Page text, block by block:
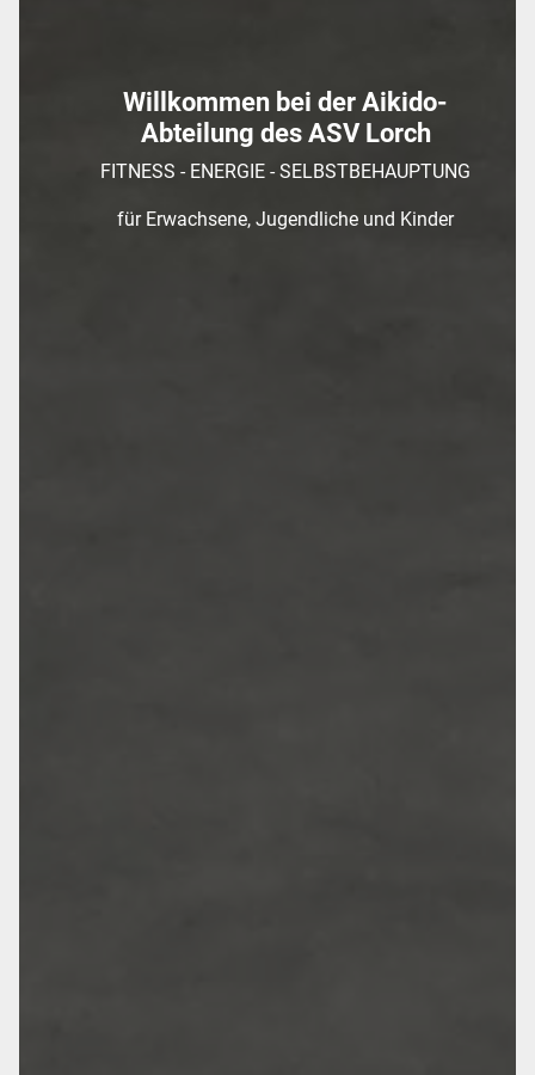
Willkommen bei der Aikido-
Abteilung des ASV Lorch
FITNESS - ENERGIE - SELBSTBEHAUPTUNG
für Erwachsene, Jugendliche und Kinder